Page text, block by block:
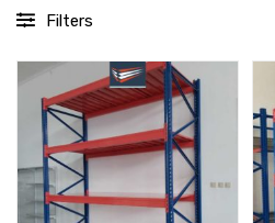
Filters